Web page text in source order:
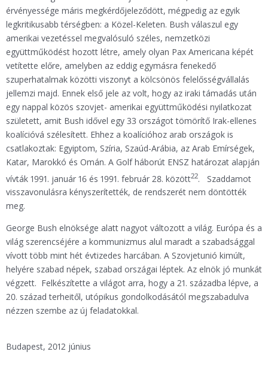
érvényessége máris megkérdőjeleződött, mégpedig az egyik
legkritikusabb térségben: a Közel-Keleten. Bush válaszul egy
amerikai vezetéssel megvalósuló széles, nemzetközi
együttműködést hozott létre, amely olyan Pax Americana képét
vetítette előre, amelyben az eddig egymásra fenekedő
szuperhatalmak közötti viszonyt a kölcsönös felelősségvállalás
jellemzi majd. Ennek első jele az volt, hogy az iraki támadás után
egy nappal közös szovjet- amerikai együttműködési nyilatkozat
született, amit Bush idővel egy 33 országot tömörítő Irak-ellenes
koalícióvá szélesített. Ehhez a koalícióhoz arab országok is
csatlakoztak: Egyiptom, Szíria, Szaúd-Arábia, az Arab Emírségek,
Katar, Marokkó és Omán. A Golf háborút ENSZ határozat alapján
vívták 1991. január 16 és 1991. február 28. között22. Szaddamot
visszavonulásra kényszerítették, de rendszerét nem döntötték
meg.
George Bush elnöksége alatt nagyot változott a világ. Európa és a
világ szerencséjére a kommunizmus alul maradt a szabadsággal
vívott több mint hét évtizedes harcában. A Szovjetunió kimúlt,
helyére szabad népek, szabad országai léptek. Az elnök jó munkát
végzett. Felkészítette a világot arra, hogy a 21. századba lépve, a
20. század terheitől, utópikus gondolkodásától megszabadulva
nézzen szembe az új feladatokkal.
Budapest, 2012 június